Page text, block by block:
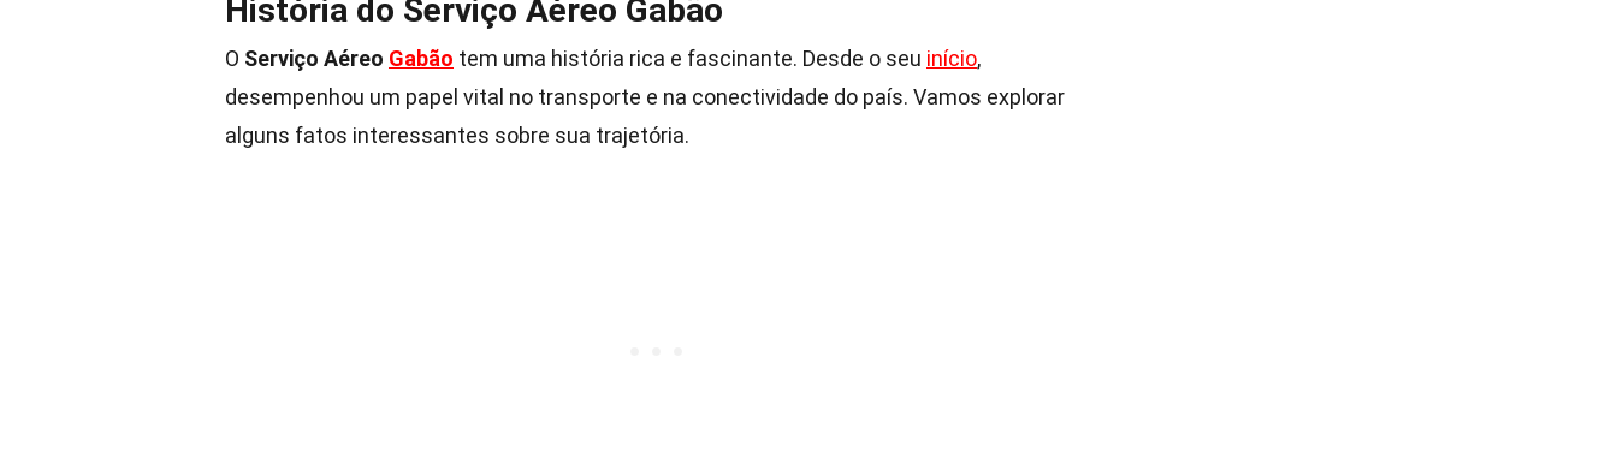
História do Serviço Aéreo Gabão
O Serviço Aéreo Gabão tem uma história rica e fascinante. Desde o seu início,
desempenhou um papel vital no transporte e na conectividade do país. Vamos explorar
alguns fatos interessantes sobre sua trajetória.